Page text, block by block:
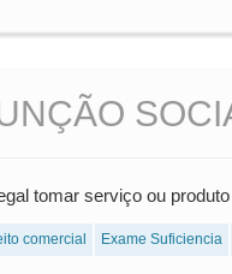
tomar serviço ou
comercial Exame Suficiencia